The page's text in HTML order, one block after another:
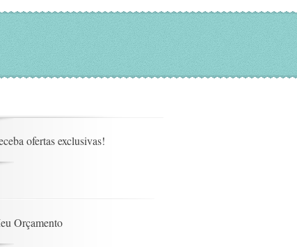
ofertas exclusivas!
Orçamento